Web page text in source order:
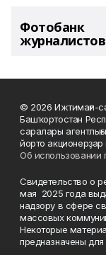
Фотобанк
© 2026 Ижтимағи-
Башҡортостан
саралары
йорто акционерҙар
Об использовании
Свидетельство о
мая 2025 года
надзору в сфере
массовых
Некоторые
предназначены